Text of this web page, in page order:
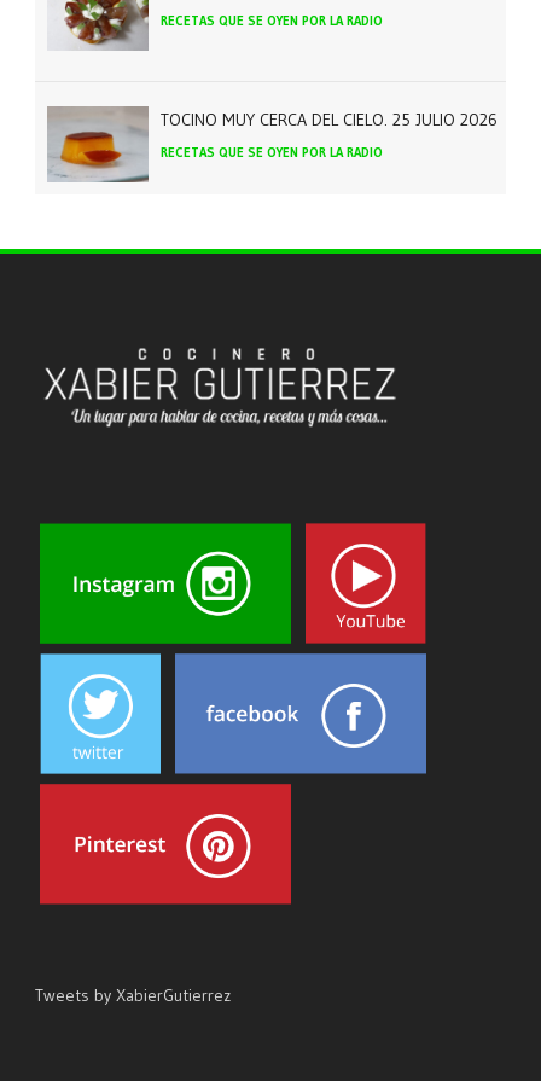
RECETAS QUE SE OYEN POR LA RADIO
TOCINO MUY CERCA DEL CIELO. 25 JULIO 2026
RECETAS QUE SE OYEN POR LA RADIO
Tweets by XabierGutierrez